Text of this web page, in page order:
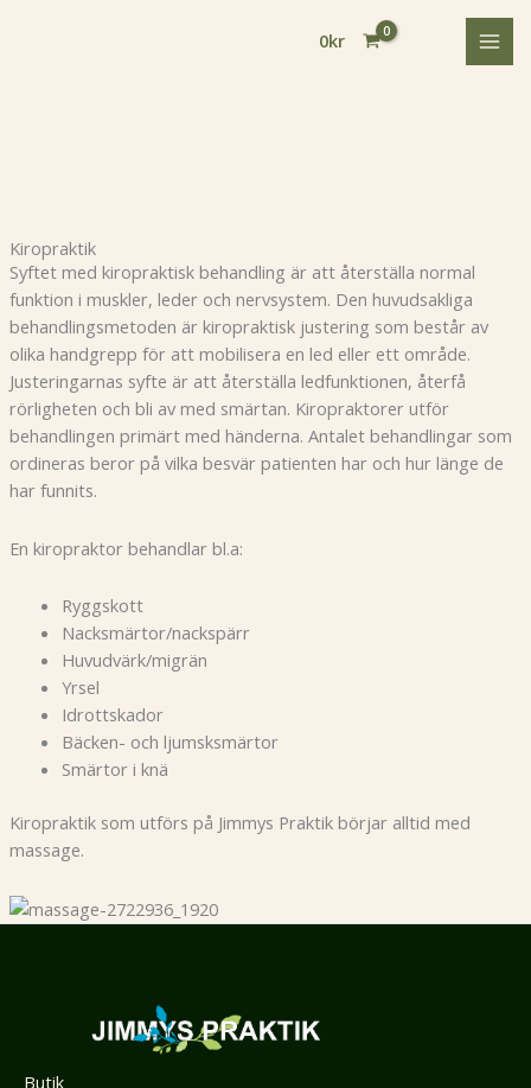
0kr
Kiropraktik
Syftet med kiropraktisk behandling är att återställa normal
funktion i muskler, leder och nervsystem. Den huvudsakliga
behandlingsmetoden är kiropraktisk justering som består av
olika handgrepp för att mobilisera en led eller ett område.
Justeringarnas syfte är att återställa ledfunktionen, återfå
rörligheten och bli av med smärtan. Kiropraktorer utför
behandlingen primärt med händerna. Antalet behandlingar som
ordineras beror på vilka besvär patienten har och hur länge de
har funnits.
En kiropraktor behandlar bl.a:
Ryggskott
Nacksmärtor/nackspärr
Huvudvärk/migrän
Yrsel
Idrottskador
Bäcken- och ljumsksmärtor
Smärtor i knä
Kiropraktik som utförs på Jimmys Praktik börjar alltid med
massage.
Butik